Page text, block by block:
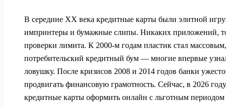
В середине XX века кредитные карты были элитной
импринтеры и бумажные слипы. Никаких приложений,
проверки лимита. К 2000‑м годам пластик стал
потребительский кредитный бум — многие впервые
ловушку. После кризисов 2008 и 2014 годов банки
продвигать финансовую грамотность. Сейчас, в 2026
кредитные карты оформить онлайн с льготным